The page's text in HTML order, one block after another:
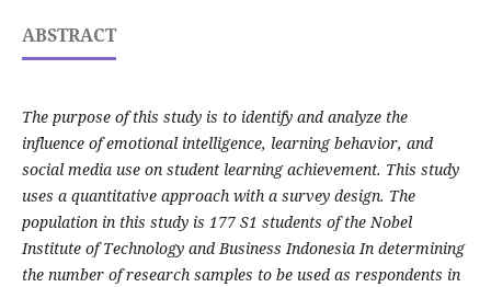
ABSTRACT
The purpose of this study is to identify and analyze the
influence of emotional intelligence, learning behavior, and
social media use on student learning achievement. This study
uses a quantitative approach with a survey design. The
population in this study is 177 S1 students of the Nobel
Institute of Technology and Business Indonesia In determining
the number of research samples to be used as respondents in